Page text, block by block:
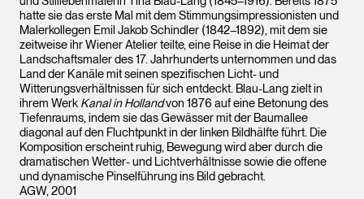
hatte sie das erste Mal mit dem Stimmungsimpressionisten und
Malerkollegen Emil Jakob Schindler (1842–1892), mit dem sie
zeitweise ihr Wiener Atelier teilte, eine Reise in die Heimat der
Landschaftsmaler des 17. Jahrhunderts unternommen und das
Land der Kanäle mit seinen spezifischen Licht- und
Witterungsverhältnissen für sich entdeckt. Blau-Lang zielt in
ihrem Werk Kanal in Hollandvon 1876 auf eine Betonung des
Tiefenraums, indem sie das Gewässer mit der Baumallee
diagonal auf den Fluchtpunkt in der linken Bildhälfte führt. Die
Komposition erscheint ruhig, Bewegung wird aber durch die
dramatischen Wetter- und Lichtverhältnisse sowie die offene
und dynamische Pinselführung ins Bild gebracht.
AGW, 2001